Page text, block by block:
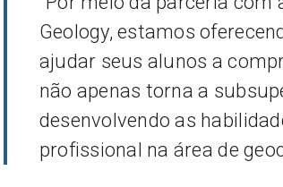
Geology, estamos
ajudar seus alunos a
não apenas torna a
desenvolvendo as
profissional na área de